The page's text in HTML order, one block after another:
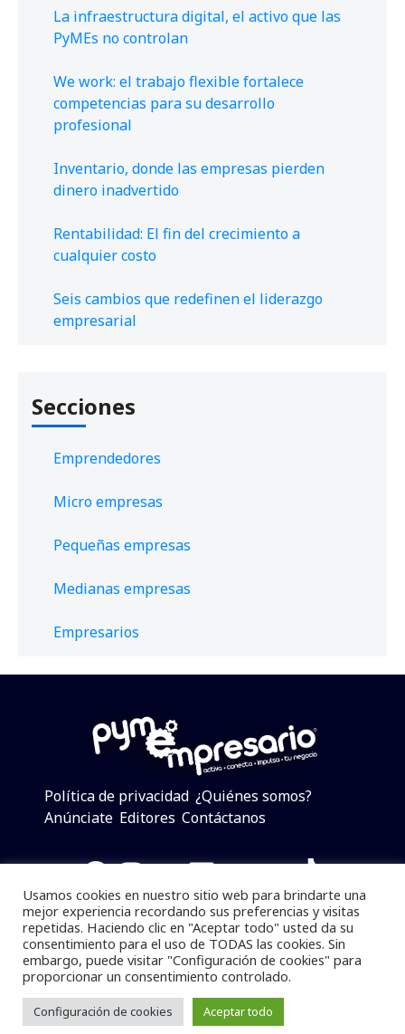
La infraestructura digital, el activo que las
PyMEs no controlan
We work: el trabajo flexible fortalece
competencias para su desarrollo
profesional
Inventario, donde las empresas pierden
dinero inadvertido
Rentabilidad: El fin del crecimiento a
cualquier costo
Seis cambios que redefinen el liderazgo
empresarial
Secciones
Emprendedores
Micro empresas
Pequeñas empresas
Medianas empresas
Empresarios
Política de privacidad ¿Quiénes somos?
Anúnciate Editores Contáctanos
Facebook
Instagram
Twitter
LinkedIn
Telegram
YouTube
TikTok
Pymempresario © 2025 Todos los derechos reservados.
Se prohibe el uso de la información total o parcial sin
dar referencia a la fuente.
Desarrollado poryalla ya!
Usamos cookies en nuestro sitio web para brindarte una
mejor experiencia recordando sus preferencias y visitas
repetidas. Haciendo clic en "Aceptar todo" usted da su
consentimiento para el uso de TODAS las cookies. Sin
embargo, puede visitar "Configuración de cookies" para
proporcionar un consentimiento controlado.
Configuración de cookies Aceptar todo